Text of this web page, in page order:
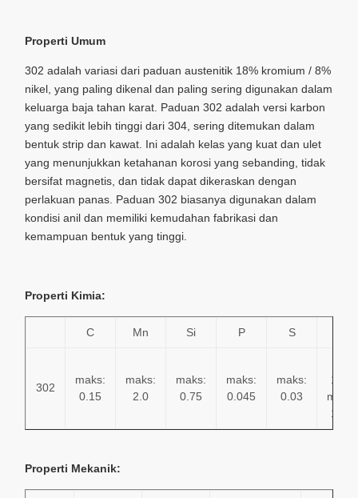
Properti Umum
302 adalah variasi dari paduan austenitik 18% kromium / 8%
nikel, yang paling dikenal dan paling sering digunakan dalam
keluarga baja tahan karat. Paduan 302 adalah versi karbon
yang sedikit lebih tinggi dari 304, sering ditemukan dalam
bentuk strip dan kawat. Ini adalah kelas yang kuat dan ulet
yang menunjukkan ketahanan korosi yang sebanding, tidak
bersifat magnetis, dan tidak dapat dikeraskan dengan
perlakuan panas. Paduan 302 biasanya digunakan dalam
kondisi anil dan memiliki kemudahan fabrikasi dan
kemampuan bentuk yang tinggi.
Properti Kimia:
C Mn Si P S
302
maks:
0.15
maks:
2.0
maks:
0.75
maks:
0.045
maks:
0.03
17.0
maks:
19.0
Properti Mekanik: